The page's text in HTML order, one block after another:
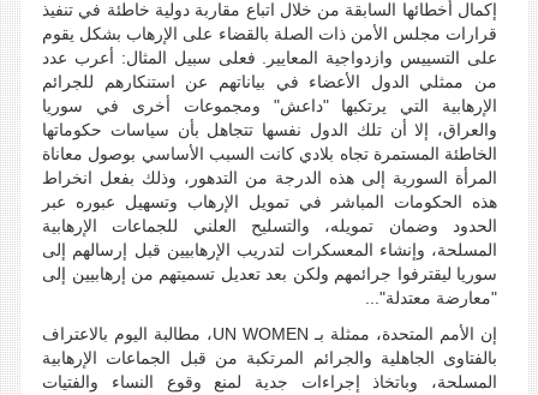
إكمال أخطائها السابقة من خلال اتباع مقاربة دولية خاطئة في تنفيذ
قرارات مجلس الأمن ذات الصلة بالقضاء على الإرهاب بشكل يقوم
على التسييس وازدواجية المعايير. فعلى سبيل المثال: أعرب عدد
من ممثلي الدول الأعضاء في بياناتهم عن استنكارهم للجرائم
الإرهابية التي يرتكبها "داعش" ومجموعات أخرى في سوريا
والعراق، إلا أن تلك الدول نفسها تتجاهل بأن سياسات حكوماتها
الخاطئة المستمرة تجاه بلادي كانت السبب الأساسي بوصول معاناة
المرأة السورية إلى هذه الدرجة من التدهور، وذلك بفعل انخراط
هذه الحكومات المباشر في تمويل الإرهاب وتسهيل عبوره عبر
الحدود وضمان تمويله، والتسليح العلني للجماعات الإرهابية
المسلحة، وإنشاء المعسكرات لتدريب الإرهابيين قبل إرسالهم إلى
سوريا ليقترفوا جرائمهم ولكن بعد تعديل تسميتهم من إرهابيين إلى
"معارضة معتدلة"...
إن الأمم المتحدة، ممثلة بـ UN WOMEN، مطالبة اليوم بالاعتراف
بالفتاوى الجاهلية والجرائم المرتكبة من قبل الجماعات الإرهابية
المسلحة، وباتخاذ إجراءات جدية لمنع وقوع النساء والفتيات